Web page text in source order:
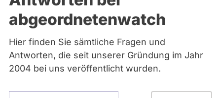
Bremen
Hamburg
Hessen
Mecklenburg-Vorpommern
Niedersachsen
Nordrhein-Westfalen
Rheinland-Pfalz
abgeordnetenwatch
Hier finden Sie sämtliche Fragen und
Antworten, die seit unserer Gründung im Jahr
2004 bei uns veröffentlicht wurden.